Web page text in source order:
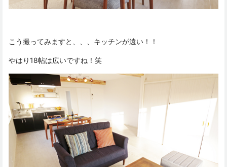
こう撮ってみますと、、、キッチンが遠い！！
やはり18帖は広いですね！笑